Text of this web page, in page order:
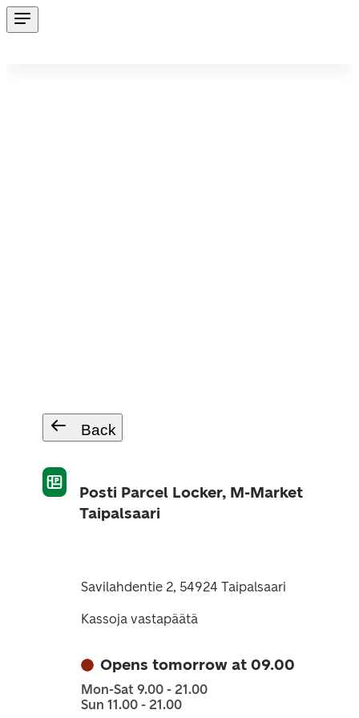
Back
Posti Parcel Locker, M-Market
Taipalsaari
Savilahdentie 2, 54924 Taipalsaari
Kassoja vastapäätä
Opens tomorrow at 09.00
Mon-Sat 9.00 - 21.00
Sun 11.00 - 21.00